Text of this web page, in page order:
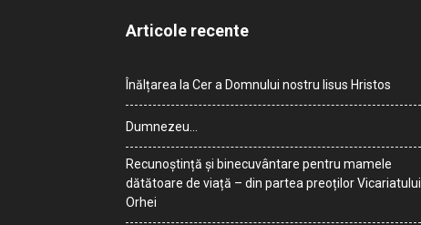
Articole recente
Înălțarea la Cer a Domnului nostru Iisus Hristos
Dumnezeu…
Recunoștință și binecuvântare pentru mamele
dătătoare de viață – din partea preoților Vicariatului
Orhei